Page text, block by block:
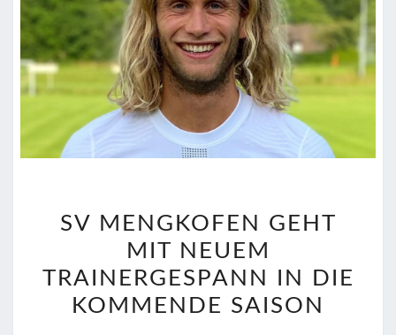
MENGKOFEN
GEHT
MIT
NEUEM
SV MENGKOFEN GEHT
MIT NEUEM
TRAINERGESPANN IN DIE
KOMMENDE SAISON